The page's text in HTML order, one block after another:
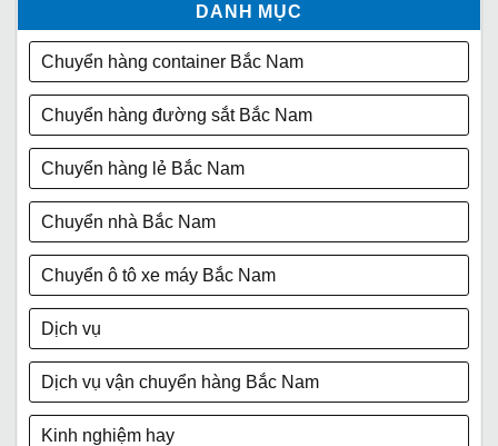
DANH MỤC
Chuyển hàng container Bắc Nam
Chuyển hàng đường sắt Bắc Nam
Chuyển hàng lẻ Bắc Nam
Chuyển nhà Bắc Nam
Chuyển ô tô xe máy Bắc Nam
Dịch vụ
Dịch vụ vận chuyển hàng Bắc Nam
Kinh nghiệm hay